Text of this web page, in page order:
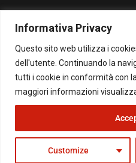
Informativa Privacy
Questo sito web utilizza i
dell'utente. Continuando la
tutti i cookie in conformità con
maggiori informazioni
Customize
Per la
© Copyright 2026 - Il Blog di Beppe